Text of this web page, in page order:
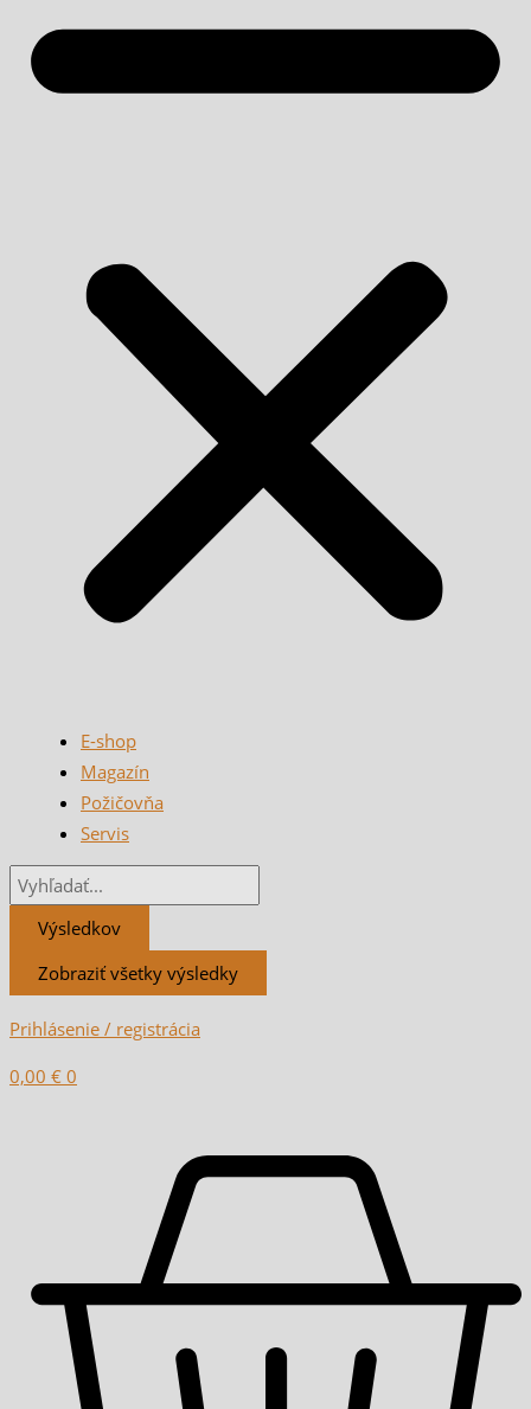
E-shop
Magazín
Požičovňa
Servis
Výsledkov
Zobraziť všetky výsledky
Prihlásenie / registrácia
0,00 € 0